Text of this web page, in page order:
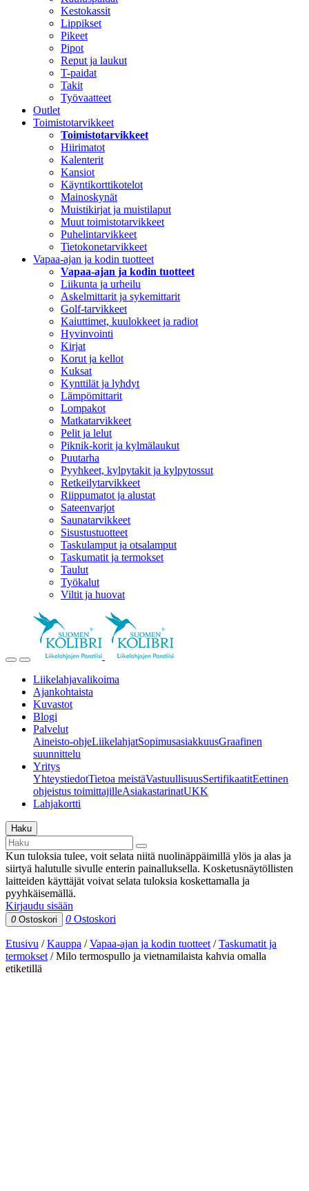
Kestokassit
Lippikset
Pikeet
Pipot
Reput ja laukut
T-paidat
Takit
Työvaatteet
Outlet
Toimistotarvikkeet
Toimistotarvikkeet
Hiirimatot
Kalenterit
Kansiot
Käyntikorttikotelot
Mainoskynät
Muistikirjat ja muistilaput
Muut toimistotarvikkeet
Puhelintarvikkeet
Tietokonetarvikkeet
Vapaa-ajan ja kodin tuotteet
Vapaa-ajan ja kodin tuotteet
Liikunta ja urheilu
Askelmittarit ja sykemittarit
Golf-tarvikkeet
Kaiuttimet, kuulokkeet ja radiot
Hyvinvointi
Kirjat
Korut ja kellot
Kuksat
Kynttilät ja lyhdyt
Lämpömittarit
Lompakot
Matkatarvikkeet
Pelit ja lelut
Piknik-korit ja kylmälaukut
Puutarha
Pyyhkeet, kylpytakit ja kylpytossut
Retkeilytarvikkeet
Riippumatot ja alustat
Sateenvarjot
Saunatarvikkeet
Sisustustuotteet
Taskulamput ja otsalamput
Taskumatit ja termokset
Taulut
Työkalut
Viltit ja huovat
Liikelahjavalikoima
Ajankohtaista
Kuvastot
Blogi
Palvelut
Aineisto-ohjeLiikelahjatSopimusasiakkuusGraafinen
suunnittelu
Yritys
YhteystiedotTietoa meistäVastuullisuusSertifikaatitEettinen
ohjeistus toimittajilleAsiakastarinatUKK
Lahjakortti
Haku
Kun tuloksia tulee, voit selata niitä nuolinäppäimillä ylös ja alas ja
siirtyä halutulle sivulle enterin painalluksella. Kosketusnäytöllisten
laitteiden käyttäjät voivat selata tuloksia koskettamalla ja
pyyhkäisemällä.
Kirjaudu sisään
0 Ostoskori 0 Ostoskori
Etusivu /Kauppa /Vapaa-ajan ja kodin tuotteet /Taskumatit ja
termokset /Milo termospullo ja vietnamilaista kahvia omalla
etiketillä